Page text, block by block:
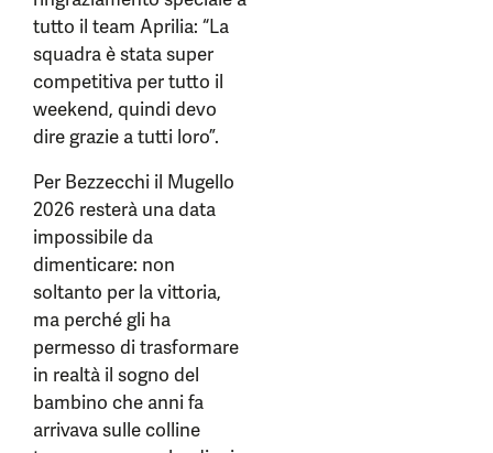
tutto il team Aprilia: “La
squadra è stata super
competitiva per tutto il
weekend, quindi devo
dire grazie a tutti loro”.
Per Bezzecchi il Mugello
2026 resterà una data
impossibile da
dimenticare: non
soltanto per la vittoria,
ma perché gli ha
permesso di trasformare
in realtà il sogno del
bambino che anni fa
arrivava sulle colline